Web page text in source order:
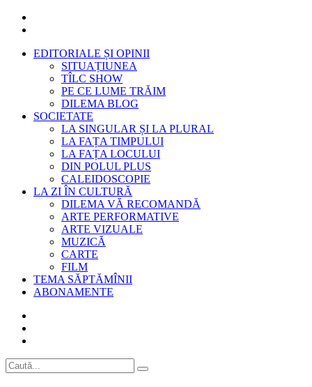
EDITORIALE ȘI OPINII
SITUAȚIUNEA
TÎLC SHOW
PE CE LUME TRĂIM
DILEMA BLOG
SOCIETATE
LA SINGULAR ȘI LA PLURAL
LA FAȚA TIMPULUI
LA FAȚA LOCULUI
DIN POLUL PLUS
CALEIDOSCOPIE
LA ZI ÎN CULTURĂ
DILEMA VĂ RECOMANDĂ
ARTE PERFORMATIVE
ARTE VIZUALE
MUZICĂ
CARTE
FILM
TEMA SĂPTĂMÎNII
ABONAMENTE